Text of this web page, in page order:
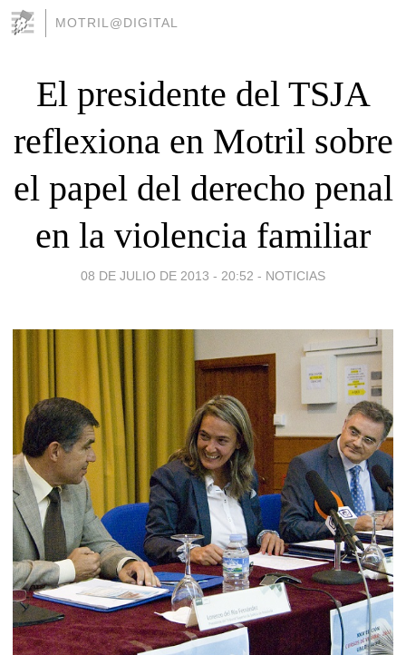
MOTRIL@DIGITAL
El presidente del TSJA
reflexiona en Motril sobre
el papel del derecho penal
en la violencia familiar
08 DE JULIO DE 2013 - 20:52 - NOTICIAS